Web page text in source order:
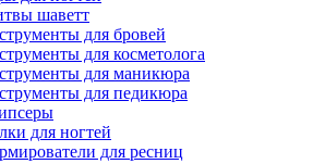
шаветт
для бровей
для косметолога
для маникюра
для педикюра
для ногтей
для ресниц